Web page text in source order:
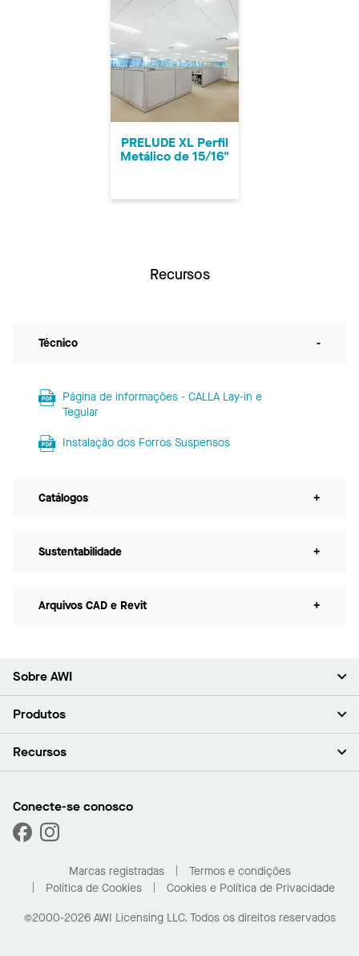
PRELUDE XL Perfil
Metálico de 15/16"
Recursos
Técnico -
Página de informações - CALLA Lay-in e
Tegular
Instalação dos Forros Suspensos
Catálogos +
Sustentabilidade +
Arquivos CAD e Revit +
Sobre AWI
Sobre nós (em inglês)
Sala de imprensa (em inglês)
Produtos
Forros
Capacidades personalizadas
Desempenho
Recursos
Encontre um distribuidor
Galeria de projetos
Conecte-se conosco
Marcas registradas
Termos e condições
Política de Cookies
Cookies e Política de Privacidade
©2000-2026 AWI Licensing LLC. Todos os direitos reservados